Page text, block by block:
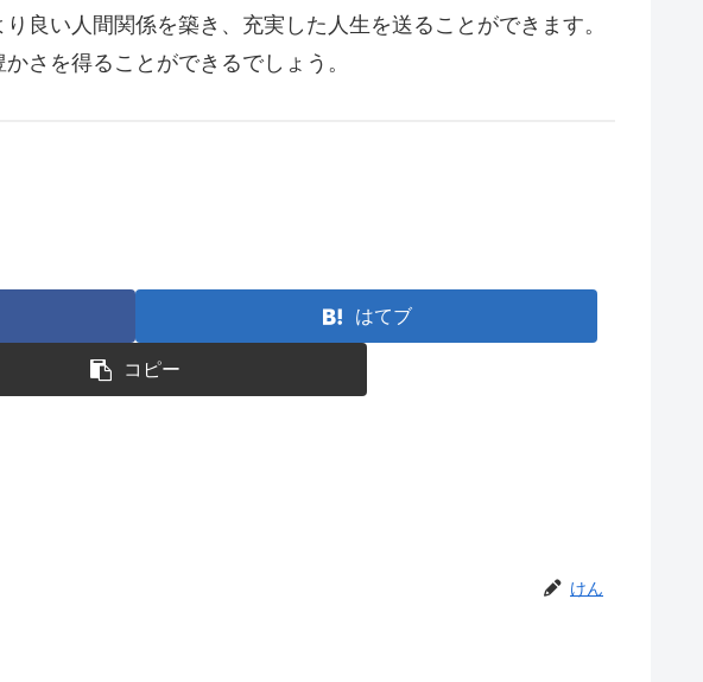
良い人間関係を築き、充実した人生を送ることができます。
さを得ることができるでしょう。
はてブ
コピー
けん